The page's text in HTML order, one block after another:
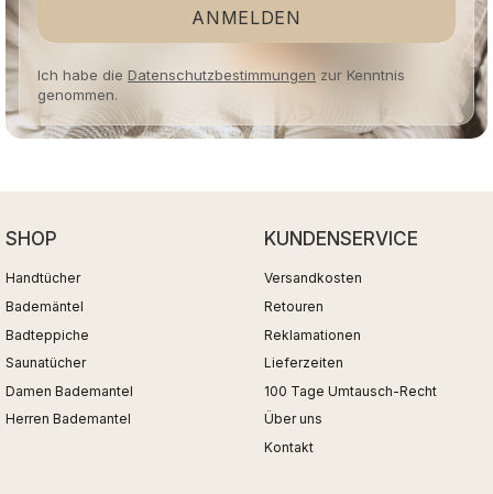
ANMELDEN
Ich habe die Datenschutzbestimmungen zur Kenntnis
genommen.
SHOP
Handtücher
Bademäntel
Badteppiche
Saunatücher
Damen Bademantel
Herren Bademantel
KUNDENSERVICE
Versandkosten
Retouren
Reklamationen
Lieferzeiten
100 Tage Umtausch-Recht
Über uns
Kontakt